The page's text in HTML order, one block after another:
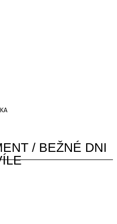
/ BEŽNÉ DNI